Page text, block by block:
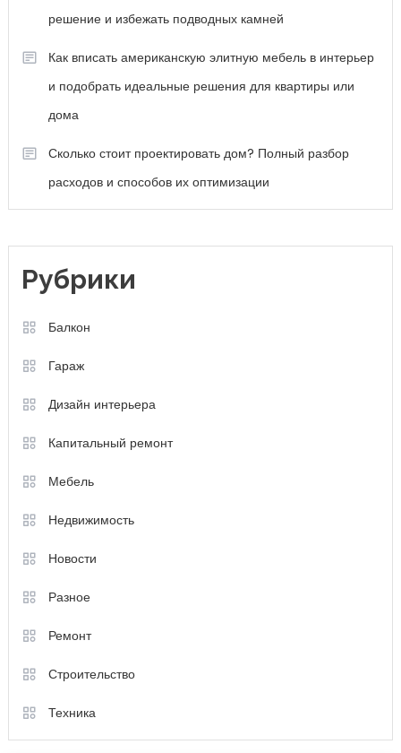
решение и избежать подводных камней
Как вписать американскую элитную мебель в интерьер
и подобрать идеальные решения для квартиры или
дома
Сколько стоит проектировать дом? Полный разбор
расходов и способов их оптимизации
Рубрики
Балкон
Гараж
Дизайн интерьера
Капитальный ремонт
Мебель
Недвижимость
Новости
Разное
Ремонт
Строительство
Техника